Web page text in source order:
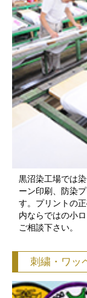
黒沼染工場では
ーン印刷、防染
す。プリントの
内ならではの小
ご相談下さい。
刺繍・ワッ